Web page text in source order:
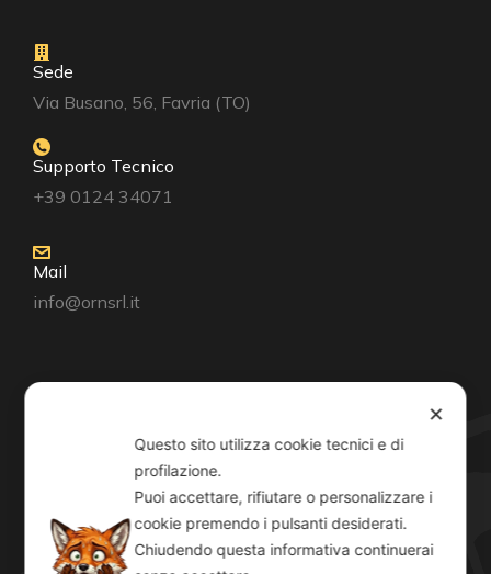
Sede
Via Busano, 56, Favria (TO)
Supporto Tecnico
+39 0124 34071
Mail
info@ornsrl.it
Orari
Lun-Ven: 8-12:30 14-19
✕
Questo sito utilizza cookie tecnici e di
profilazione.
Puoi accettare, rifiutare o personalizzare i
cookie premendo i pulsanti desiderati.
Chiudendo questa informativa continuerai